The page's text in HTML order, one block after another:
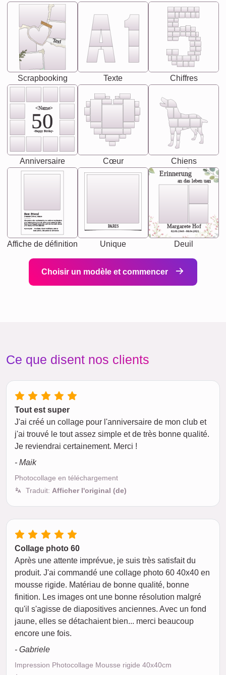
Text
Scrapbooking Texte Chiffres
<Name>
50
-Happy Birday-
Anniversaire Cœur Chiens
Best Friend
[<NAME>] Noun, feminie
Synonyms: Soulmate, closet confidante, sister at
heart person, life partner in adventure.
The person who understands you without explanation
you accepts just as you are. She's your partner in life's,
chaos your biggest supporter, and the one with whom
you share your best memories.
Affiche de définition
PARIS
Unique
Erinnerung
an das leben uan
Margarete Hof
02.05.1940 - 08.04.2021
Deuil
Choisir un modèle et commencer
Ce que disent nos clients
Tout est super
J'ai créé un collage pour l'anniversaire de mon club et
j'ai trouvé le tout assez simple et de très bonne qualité.
Je reviendrai certainement. Merci !
- Maik
Photocollage en téléchargement
Traduit: Afficher l'original (de)
Collage photo 60
Après une attente imprévue, je suis très satisfait du
produit. J'ai commandé une collage photo 60 40x40 en
mousse rigide. Matériau de bonne qualité, bonne
finition. Les images ont une bonne résolution malgré
qu'il s'agisse de diapositives anciennes. Avec un fond
jaune, elles se détachaient bien... merci beaucoup
encore une fois.
- Gabriele
Impression Photocollage Mousse rigide 40x40cm